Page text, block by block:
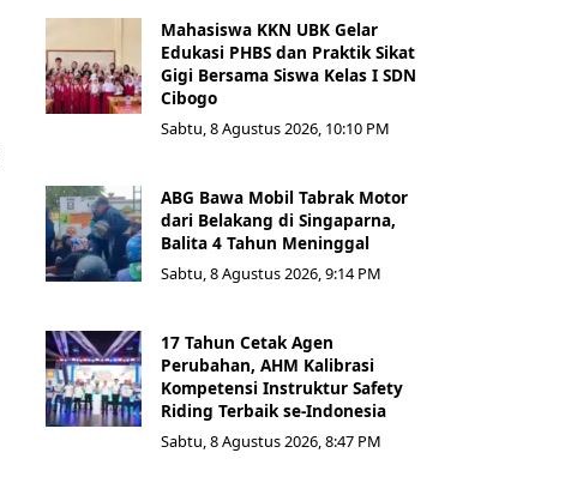
Mahasiswa KKN UBK Gelar
Edukasi PHBS dan Praktik Sikat
Gigi Bersama Siswa Kelas I SDN
Cibogo
Sabtu, 8 Agustus 2026, 10:10 PM
ABG Bawa Mobil Tabrak Motor
dari Belakang di Singaparna,
Balita 4 Tahun Meninggal
Sabtu, 8 Agustus 2026, 9:14 PM
17 Tahun Cetak Agen
Perubahan, AHM Kalibrasi
Kompetensi Instruktur Safety
Riding Terbaik se-Indonesia
Sabtu, 8 Agustus 2026, 8:47 PM